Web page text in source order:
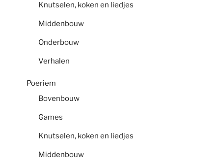
Knutselen, koken en liedjes
Middenbouw
Onderbouw
Verhalen
Poeriem
Bovenbouw
Games
Knutselen, koken en liedjes
Middenbouw